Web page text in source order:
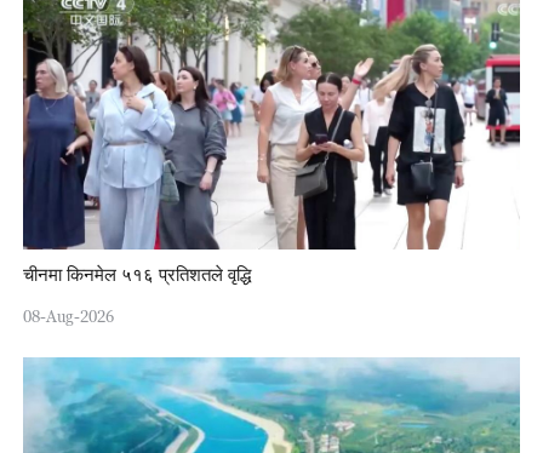
चीनमा किनमेल ५१६ प्रतिशतले वृद्धि
08-Aug-2026